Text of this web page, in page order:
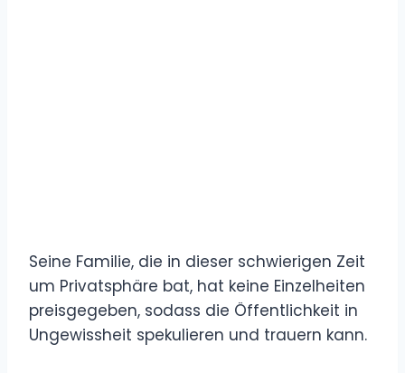
Seine Familie, die in dieser schwierigen Zeit
um Privatsphäre bat, hat keine Einzelheiten
preisgegeben, sodass die Öffentlichkeit in
Ungewissheit spekulieren und trauern kann.